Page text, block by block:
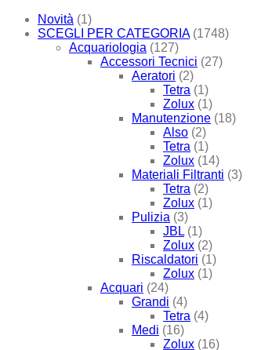
Novità (1)
SCEGLI PER CATEGORIA (1748)
Acquariologia (127)
Accessori Tecnici (27)
Aeratori (2)
Tetra (1)
Zolux (1)
Manutenzione (18)
Also (2)
Tetra (1)
Zolux (14)
Materiali Filtranti (3)
Tetra (2)
Zolux (1)
Pulizia (3)
JBL (1)
Zolux (2)
Riscaldatori (1)
Zolux (1)
Acquari (24)
Grandi (4)
Tetra (4)
Medi (16)
Zolux (16)